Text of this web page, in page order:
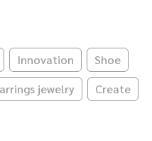
Innovation
Shoe
jewelry
Create